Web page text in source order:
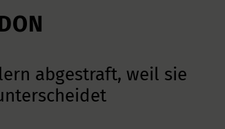
abgestraft, weil sie